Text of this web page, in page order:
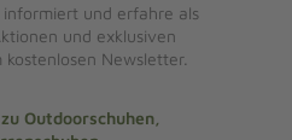
und erfahre als
und exklusiven
Newsletter.
Outdoorschuhen,